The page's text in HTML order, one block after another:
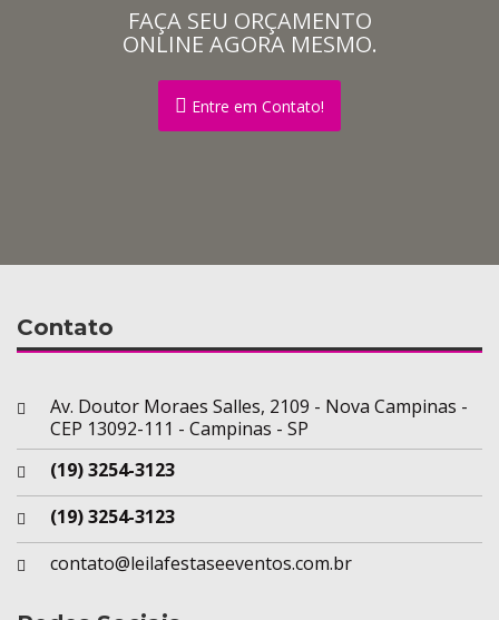
FAÇA SEU ORÇAMENTO
ONLINE AGORA MESMO.
Entre em Contato!
Contato
Av. Doutor Moraes Salles, 2109 - Nova Campinas -
CEP 13092-111 - Campinas - SP
(19) 3254-3123
(19) 3254-3123
contato@leilafestaseeventos.com.br